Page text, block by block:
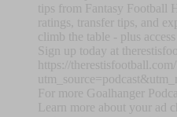
tips from Fantasy Football
ratings, transfer tips, and
climb the table - plus
Sign up today at
https://
For more Goalhanger
Learn more about your ad